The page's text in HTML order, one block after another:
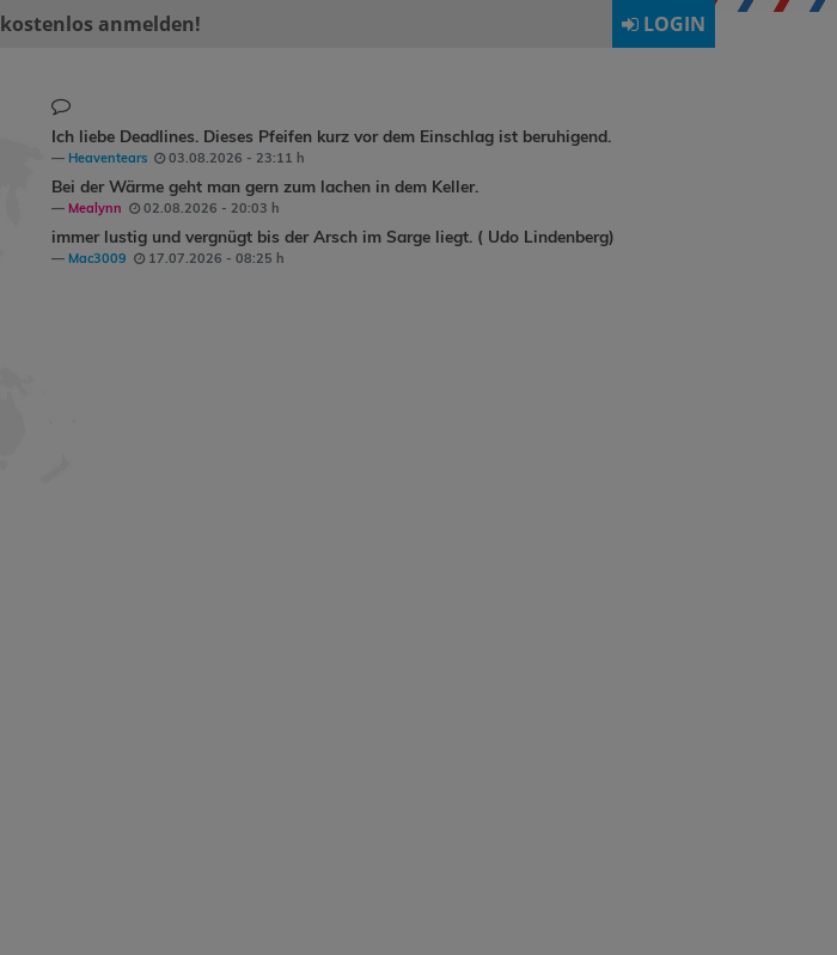
kostenlos anmelden! LOGIN
Ich liebe Deadlines. Dieses Pfeifen kurz vor dem Einschlag ist beruhigend.
Heaventears 03.08.2026 - 23:11 h
Bei der Wärme geht man gern zum lachen in dem Keller.
Mealynn 02.08.2026 - 20:03 h
immer lustig und vergnügt bis der Arsch im Sarge liegt. ( Udo Lindenberg)
Mac3009 17.07.2026 - 08:25 h